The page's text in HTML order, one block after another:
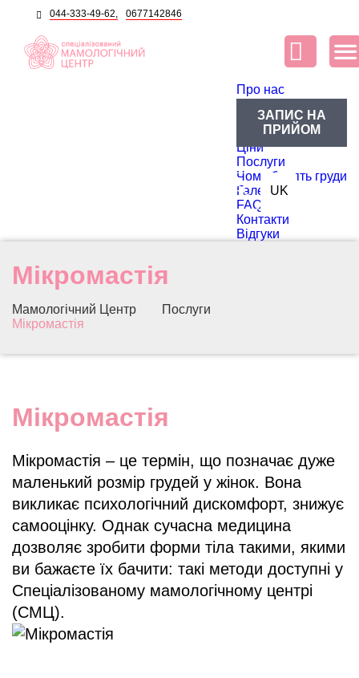
044-333-49-62, 0677142846
Про нас
Блог
Лікарі
Ціни
Послуги
Чому болять груди
Галерея
FAQ
Контакти
Відгуки
RU UK
ЗАПИС НА
ПРИЙОМ
Мікромастія
Мамологічний Центр
Послуги
Мікромастія
Мікромастія
Мікромастія – це термін, що позначає дуже
маленький розмір грудей у жінок. Вона
викликає психологічний дискомфорт, знижує
самооцінку. Однак сучасна медицина
дозволяє зробити форми тіла такими, якими
ви бажаєте їх бачити: такі методи доступні у
Спеціалізованому мамологічному центрі
(СМЦ).